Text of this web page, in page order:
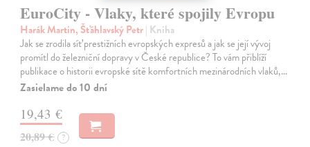
EuroCity - Vlaky, které spojily Evropu
Harák Martin, Šťáhlavský Petr| Kniha
Jak se zrodila síť prestižních evropských expresů a jak se její vývoj
promítl do železniční dopravy v České republice? To vám přiblíží
publikace o historii evropské sítě komfortních mezinárodních vlaků,…
Zasielame do 10 dní
19,43 €
20,89 € ?